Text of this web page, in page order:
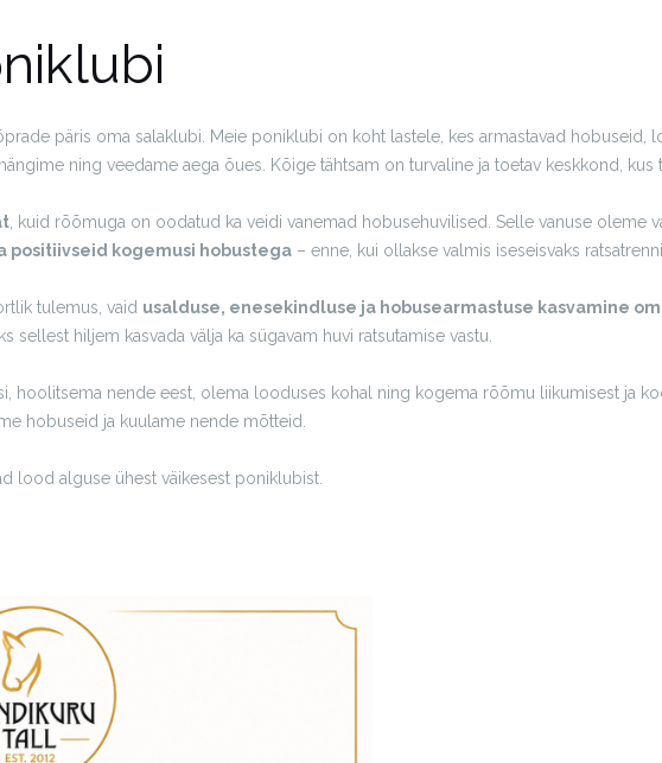
päris oma salaklubi. Meie poniklubi on koht lastele, kes armastavad hobuseid,
ning veedame aega õues. Kõige tähtsam on turvaline ja toetav keskkond,
, kuid rõõmuga on oodatud ka veidi vanemad hobusehuvilised. Selle vanuse oleme
positiivseid kogemusi hobustega – enne, kui ollakse valmis iseseisvaks
tulemus, vaid usalduse, enesekindluse ja hobusearmastuse kasvamine
hiljem kasvada välja ka sügavam huvi ratsutamise vastu.
hoolitsema nende eest, olema looduses kohal ning kogema rõõmu liikumisest ja
hobuseid ja kuulame nende mõtteid.
lood alguse ühest väikesest poniklubist.